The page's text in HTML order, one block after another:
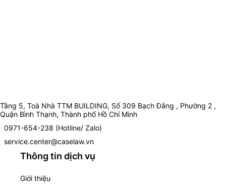
Tầng 5, Toà Nhà TTM BUILDING, Số 309 Bạch Đằng , Phường 2 ,
Quận Bình Thạnh, Thành phố Hồ Chí Minh
0971-654-238 (Hotline/ Zalo)
service.center@caselaw.vn
Thông tin dịch vụ
Giới thiệu